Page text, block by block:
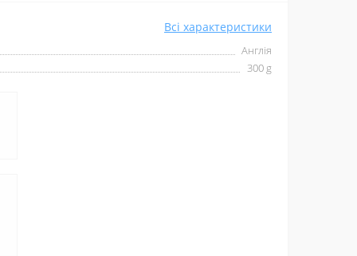
Всі характеристики
Англія
300 g